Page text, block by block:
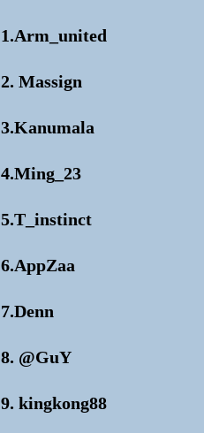
1.Arm_united
2. Massign
3.Kanumala
4.Ming_23
5.T_instinct
6.AppZaa
7.Denn
8. @GuY
9. kingkong88